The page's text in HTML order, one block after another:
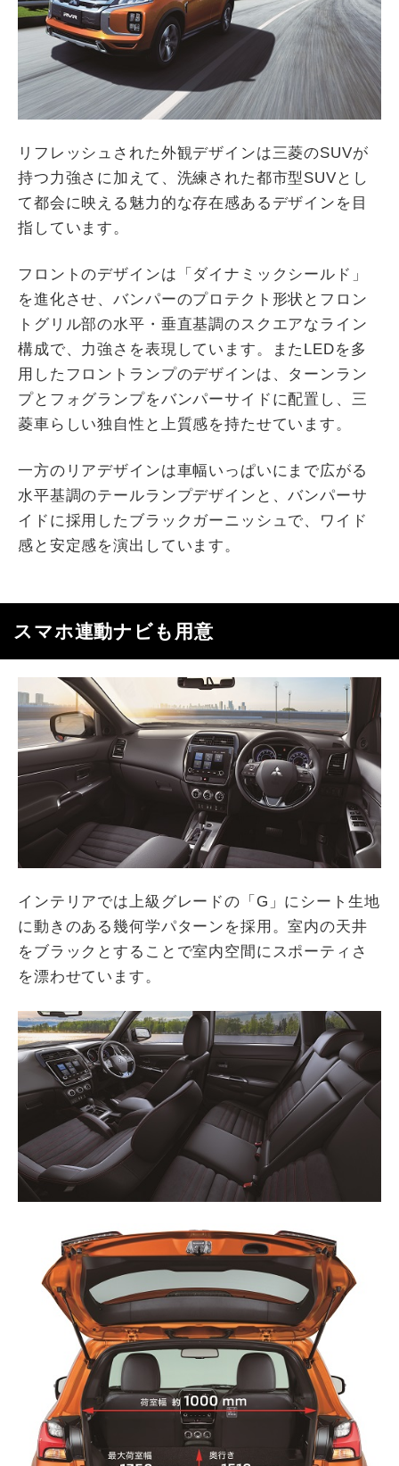
リフレッシュされた外観デザインは三菱のSUVが
持つ力強さに加えて、洗練された都市型SUVとし
て都会に映える魅力的な存在感あるデザインを目
指しています。
フロントのデザインは「ダイナミックシールド」
を進化させ、バンパーのプロテクト形状とフロン
トグリル部の水平・垂直基調のスクエアなライン
構成で、力強さを表現しています。またLEDを多
用したフロントランプのデザインは、ターンラン
プとフォグランプをバンパーサイドに配置し、三
菱車らしい独自性と上質感を持たせています。
一方のリアデザインは車幅いっぱいにまで広がる
水平基調のテールランプデザインと、バンパーサ
イドに採用したブラックガーニッシュで、ワイド
感と安定感を演出しています。
スマホ連動ナビも用意
インテリアでは上級グレードの「G」にシート生地
に動きのある幾何学パターンを採用。室内の天井
をブラックとすることで室内空間にスポーティさ
を漂わせています。